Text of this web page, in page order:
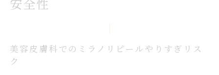
安全性
美容皮膚科でのミラノリピールやりすぎリス
ク